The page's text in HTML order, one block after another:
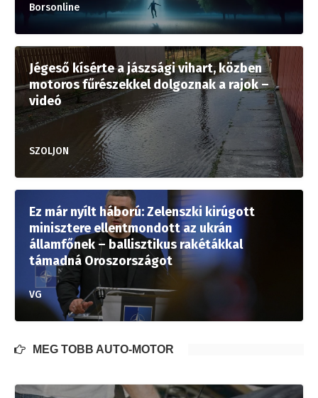
Borsonline
Jégeső kísérte a jászsági vihart, közben
motoros fűrészekkel dolgoznak a rajok –
videó
SZOLJON
Ez már nyílt háború: Zelenszki kirúgott
minisztere ellentmondott az ukrán
államfőnek – ballisztikus rakétákkal
támadná Oroszországot
VG
MÉG TÖBB AUTÓ-MOTOR